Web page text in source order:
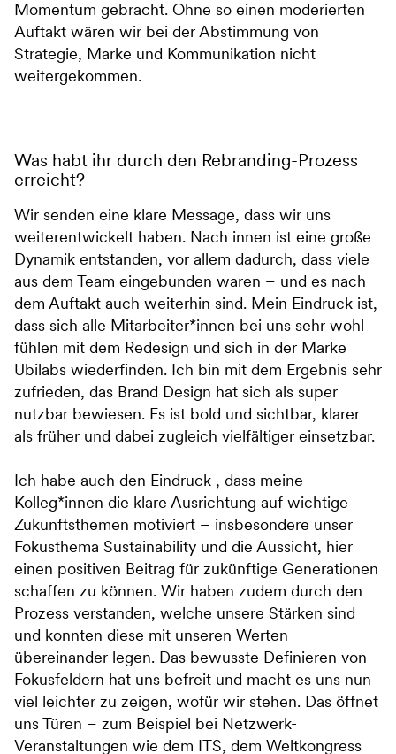
Momentum gebracht. Ohne so einen moderierten
Auftakt wären wir bei der Abstimmung von
Strategie, Marke und Kommunikation nicht
weitergekommen.
Was habt ihr durch den Rebranding-Prozess
erreicht?
Wir senden eine klare Message, dass wir uns
weiterentwickelt haben. Nach innen ist eine große
Dynamik entstanden, vor allem dadurch, dass viele
aus dem Team eingebunden waren – und es nach
dem Auftakt auch weiterhin sind. Mein Eindruck ist,
dass sich alle Mitarbeiter*innen bei uns sehr wohl
fühlen mit dem Redesign und sich in der Marke
Ubilabs wiederfinden. Ich bin mit dem Ergebnis sehr
zufrieden, das Brand Design hat sich als super
nutzbar bewiesen. Es ist bold und sichtbar, klarer
als früher und dabei zugleich vielfältiger einsetzbar.
Ich habe auch den Eindruck , dass meine
Kolleg*innen die klare Ausrichtung auf wichtige
Zukunftsthemen motiviert – insbesondere unser
Fokusthema Sustainability und die Aussicht, hier
einen positiven Beitrag für zukünftige Generationen
schaffen zu können. Wir haben zudem durch den
Prozess verstanden, welche unsere Stärken sind
und konnten diese mit unseren Werten
übereinander legen. Das bewusste Definieren von
Fokusfeldern hat uns befreit und macht es uns nun
viel leichter zu zeigen, wofür wir stehen. Das öffnet
uns Türen – zum Beispiel bei Netzwerk-
Veranstaltungen wie dem ITS, dem Weltkongress